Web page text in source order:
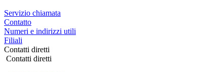
Servizio chiamata
Contatto
Numeri e indirizzi utili
Filiali
Contatti diretti
Contatti diretti